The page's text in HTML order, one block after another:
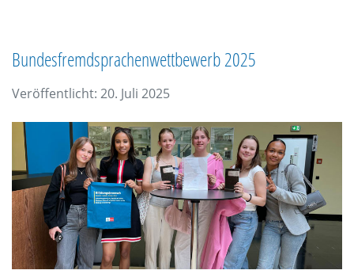
Bundesfremdsprachenwettbewerb 2025
Veröffentlicht: 20. Juli 2025